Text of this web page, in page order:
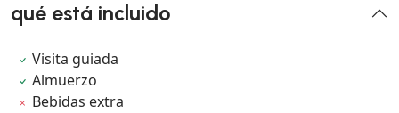
qué está incluido
Visita guiada
Almuerzo
Bebidas extra